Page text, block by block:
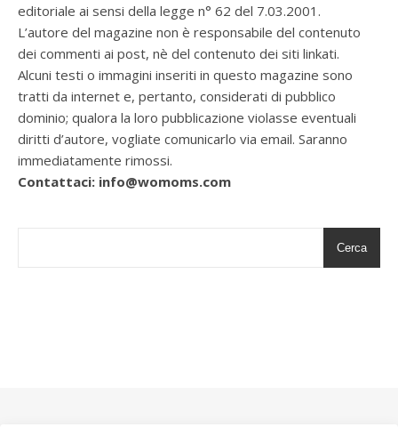
editoriale ai sensi della legge n° 62 del 7.03.2001.
L’autore del magazine non è responsabile del contenuto
dei commenti ai post, nè del contenuto dei siti linkati.
Alcuni testi o immagini inseriti in questo magazine sono
tratti da internet e, pertanto, considerati di pubblico
dominio; qualora la loro pubblicazione violasse eventuali
diritti d’autore, vogliate comunicarlo via email. Saranno
immediatamente rimossi.
Contattaci: info@womoms.com
Cerca